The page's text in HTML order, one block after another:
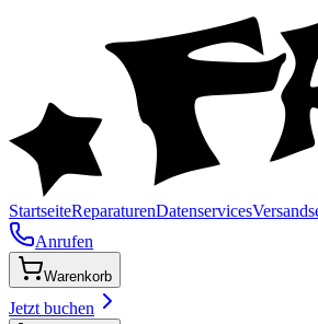
StartseiteReparaturenDatenservices
Anrufen
Warenkorb
Jetzt buchen